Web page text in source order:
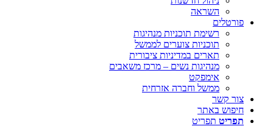
השראה
פורטלים
רשימת תוכניות מנהיגות
תוכניות צוערים לממשל
תארים במדיניות ציבורית
מנהיגות נשים – מרכז משאבים
אימפקט
ממשל וחברה אזרחית
צור קשר
חיפוש באתר
תפריט תפריט